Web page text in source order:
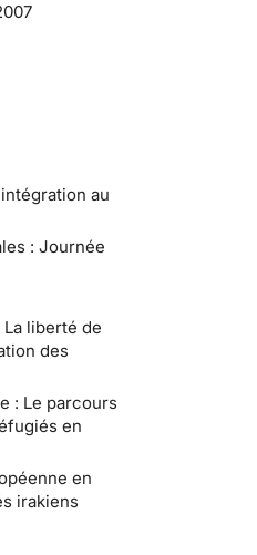
au
: Journée
liberté de
des
: Le parcours
en
en
irakiens